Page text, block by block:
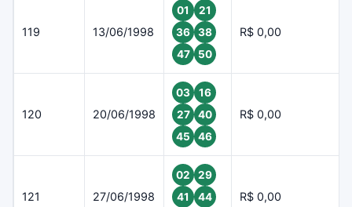
119 13/06/1998
01
21
36
38
47
50
R$ 0,00
120 20/06/1998
03
16
27
40
45
46
R$ 0,00
121 27/06/1998
02
29
41
44
R$ 0,00